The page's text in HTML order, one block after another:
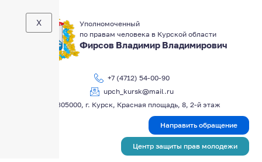
Уполномоченный
по правам человека в Курской области
Фирсов Владимир Владимирович
+7 (4712) 54-00-90
upch_kursk@mail.ru
305000, г. Курск, Красная площадь, 8, 2-й этаж
X
Направить обращение
Центр защиты прав молодежи